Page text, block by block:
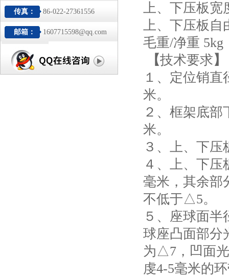
传真： 86-022-27361556
邮箱： 1607715598@qq.com
上、下压板
上、下压板自
毛重/净重 5kg
【技术要求】
１、定位销直
米。
２、框架底
米。
３、上、下压
４、上、下
毫米，其余部
不低于△5。
５、座球面
球座凸面部分
为△7，凹面
虔4-5毫米的